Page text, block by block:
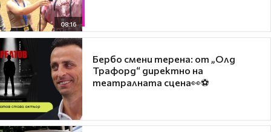
08:16
Бербо смени терена: от „Олд
Трафорд“ директно на
театралната сцена👀⚽